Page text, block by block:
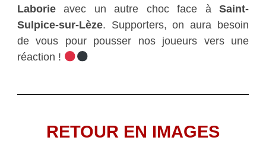
Laborieavec un autre choc face àSaint-
Sulpice-sur-Lèze. Supporters, on aura besoin
de vous pour pousser nos joueurs vers une
réaction !
RETOUR EN IMAGES